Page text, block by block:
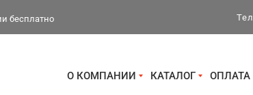
бесплатно
О КОМПАНИИ КАТАЛОГ ОПЛАТА